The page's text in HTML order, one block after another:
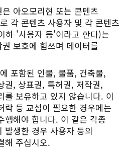
아오모리현 또는 콘텐츠
각 콘텐츠 사용자 및 각 콘텐츠
하 '사용자 등'이라고 한다)는
보호에 힘쓰며 데이터를
포함된 인물, 물품, 건축물,
권, 상표권, 특허권, 저작권,
를 보유하고 있지 않습니다. 이
락 등 교섭이 필요한 경우에는
행해야 합니다. 이 같은 각종
발생한 경우 사용자 등의
해 주십시오.